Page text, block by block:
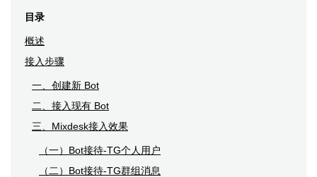
目录
概述
接入步骤
一、创建新 Bot
二、接入现有 Bot
三、Mixdesk接入效果
（一）Bot接待-TG个人用户
（二）Bot接待-TG群组消息